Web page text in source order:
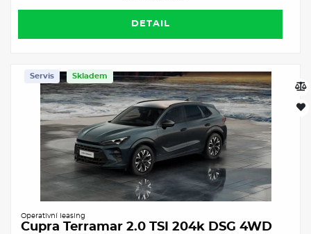
DETAIL
Skladem
Servis
Operativní leasing
Cupra Terramar 2.0 TSI 204k DSG 4WD